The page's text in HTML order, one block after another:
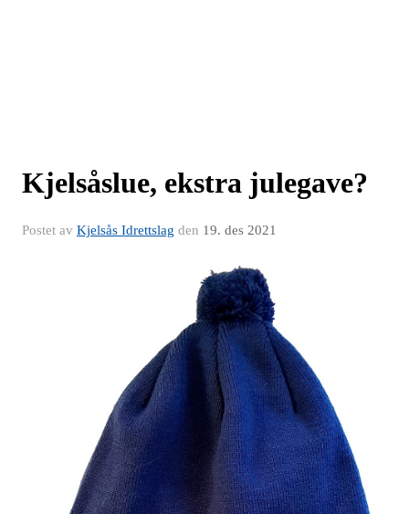
Kjelsåslue, ekstra julegave?
Postet av Kjelsås Idrettslag den 19. des 2021